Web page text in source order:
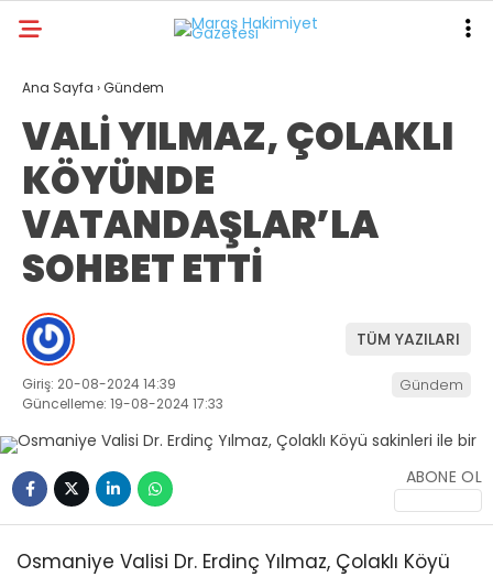
GALERİ VİDEO YAZARLAR
ANA SAYFA
KAHRAMANMARAŞ
GÜNDEM
EKONOMI
POLITIKA
DÜNYA
SPOR
SAĞLIK
Ana Sayfa ›Gündem
VALİ YILMAZ, ÇOLAKLI
KÖYÜNDE
VATANDAŞLAR’LA
SOHBET ETTİ
TÜM YAZILARI
Giriş: 20-08-2024 14:39
Güncelleme: 19-08-2024 17:33
Gündem
ABONE OL
Osmaniye Valisi Dr. Erdinç Yılmaz, Çolaklı Köyü